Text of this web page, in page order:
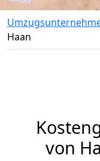
Haan
von